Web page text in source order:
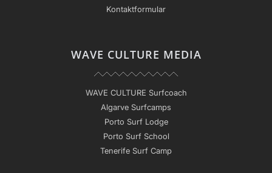
Kontaktformular
WAVE CULTURE MEDIA
WAVE CULTURE Surfcoach
Algarve Surfcamps
Porto Surf Lodge
Porto Surf School
Tenerife Surf Camp